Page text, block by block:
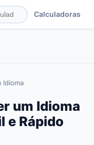
Calculadoras
Idioma
um Idioma
e Rápido